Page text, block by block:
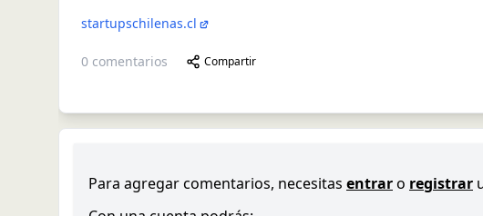
startupschilenas.cl
0 comentarios Compartir
Para agregar comentarios, necesitas entraro registrar